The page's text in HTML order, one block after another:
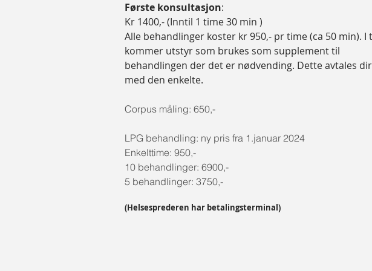
Første konsultasjon:
Kr 1400,- (Inntil 1 time 30 min )
Alle behandlinger koster kr 950,- pr time (ca 50 min). I
kommer utstyr som brukes som supplement til
behandlingen der det er nødvending. Dette avtales
med den enkelte.
Corpus måling: 650,-
LPG behandling: ny pris fra 1.januar 2024
Enkelttime: 950,-
10 behandlinger: 6900,-
5 behandlinger: 3750,-
(Helsesprederen har betalingsterminal)